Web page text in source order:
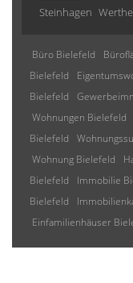
Steinhagen
Büro Bielefeld
Bielefeld
Bielefeld
Wohnungen Bielefeld
Bielefeld
Wohnung Bielefeld
Bielefeld
Immobilie
Bielefeld
Einfamilienhäuser